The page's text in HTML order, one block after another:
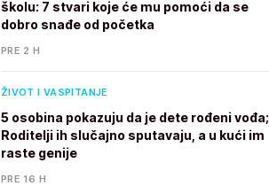
školu: 7 stvari koje će mu pomoći da se
dobro snađe od početka
PRE 2 H
ŽIVOT I VASPITANJE
5 osobina pokazuju da je dete rođeni vođa;
Roditelji ih slučajno sputavaju, a u kući im
raste genije
PRE 16 H